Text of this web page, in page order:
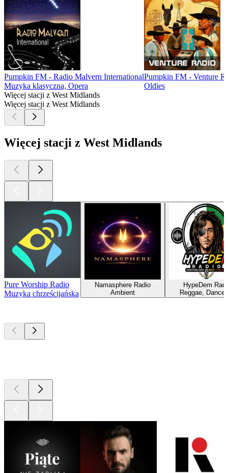
Pumpkin FM - Radio Malvern International
Muzyka klasyczna, Opera
Pumpkin FM - Venture
Oldies
Więcej stacji z West Midlands
Więcej stacji z West Midlands
Więcej stacji z West Midlands
Pure Worship Radio
Muzyka chrześcijańska
Namasphere Radio
Ambient
HypeDem
Reggae,